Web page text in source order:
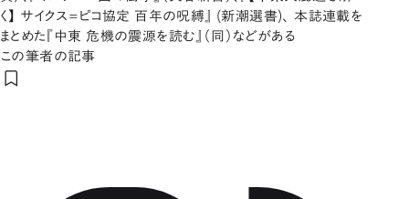
く】 サイクス=ピコ協定 百年の呪縛』 (新潮選書)、 本誌連載を
まとめた『中東 危機の震源を読む』（同）などがある
この筆者の記事